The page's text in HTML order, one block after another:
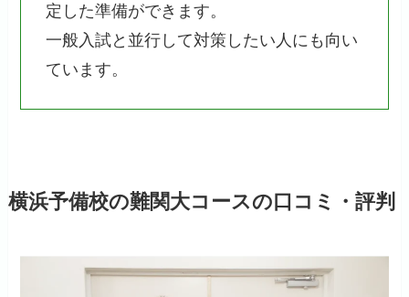
定した準備ができます。
一般入試と並行して対策したい人にも向い
ています。
横浜予備校の難関大コースの口コミ・評判